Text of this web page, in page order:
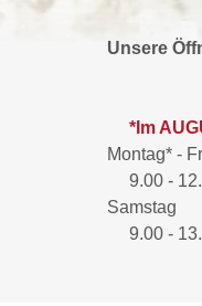
Unsere
*Im
Montag* -
9.00 -
Samstag
9.00 -